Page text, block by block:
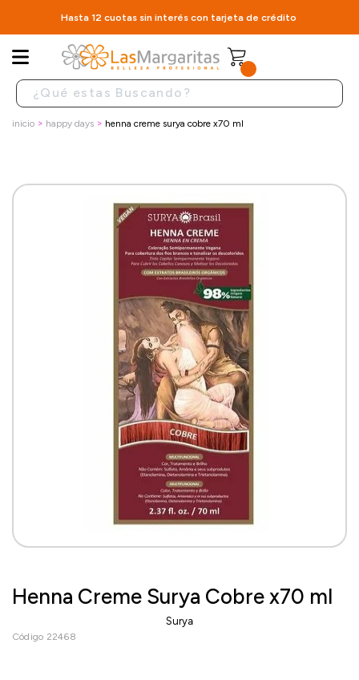
Hasta 12 cuotas sin interés con tarjeta de crédito
inicio happy days henna creme surya cobre x70 ml
Henna Creme Surya Cobre x70 ml
Surya
Código 22468